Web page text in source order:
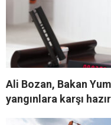
Ali Bozan, Bakan
yangınlara karşı